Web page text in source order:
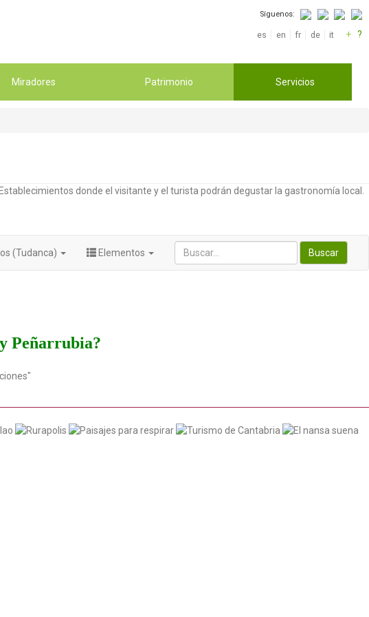
Síguenos:
es en fr de it + ?
Miradores Patrimonio Servicios
donde el visitante y el turista podrán degustar la gastronomía local.
Buscar
(Tudanca) Elementos
Peñarrubia?